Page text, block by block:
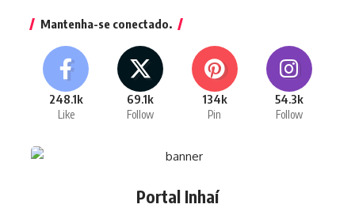
Mantenha-se conectado.
248.1k
Like
69.1k
Follow
134k
Pin
54.3k
Follow
Portal Inhaí